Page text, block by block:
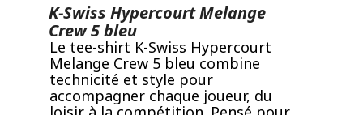
K-Swiss Hypercourt Melange
Crew 5 bleu
Le tee-shirt K-Swiss Hypercourt
Melange Crew 5 bleu combine
technicité et style pour
accompagner chaque joueur, du